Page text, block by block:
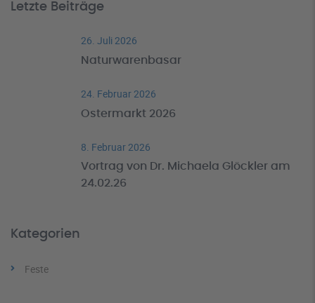
Letzte Beiträge
26. Juli 2026
Naturwarenbasar
24. Februar 2026
Ostermarkt 2026
8. Februar 2026
Vortrag von Dr. Michaela Glöckler am
24.02.26
Kategorien
Feste